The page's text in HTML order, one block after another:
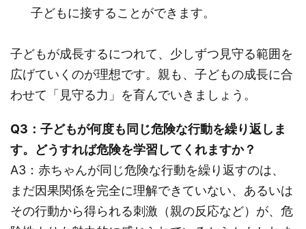
子どもに接することができます。
子どもが成長するにつれて、少しずつ見守る範囲を
広げていくのが理想です。親も、子どもの成長に合
わせて「見守る力」を育んでいきましょう。
Q3：子どもが何度も同じ危険な行動を繰り返しま
す。どうすれば危険を学習してくれますか？
A3：赤ちゃんが同じ危険な行動を繰り返すのは、
まだ因果関係を完全に理解できていない、あるいは
その行動から得られる刺激（親の反応など）が、危